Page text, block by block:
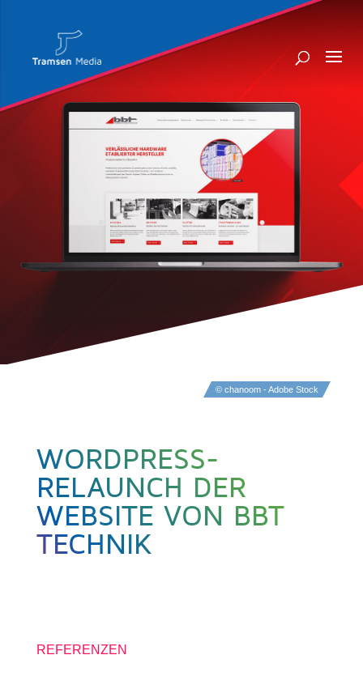
© chanoom - Adobe Stock
WORDPRESS-
RELAUNCH DER
WEBSITE VON BBT
TECHNIK
REFERENZEN